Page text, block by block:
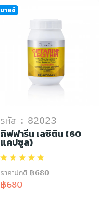
ขายดี
รหัส : 82023
กิฟฟารีน เลซิติน (60
แคปซูล)
ราคาปกติ ฿680
฿680